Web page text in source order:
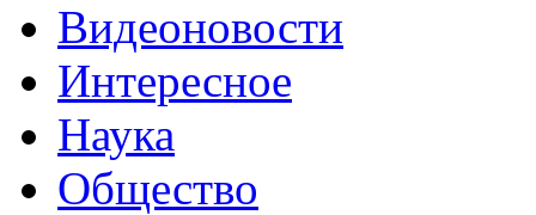
Видеоновости
Интересное
Наука
Общество